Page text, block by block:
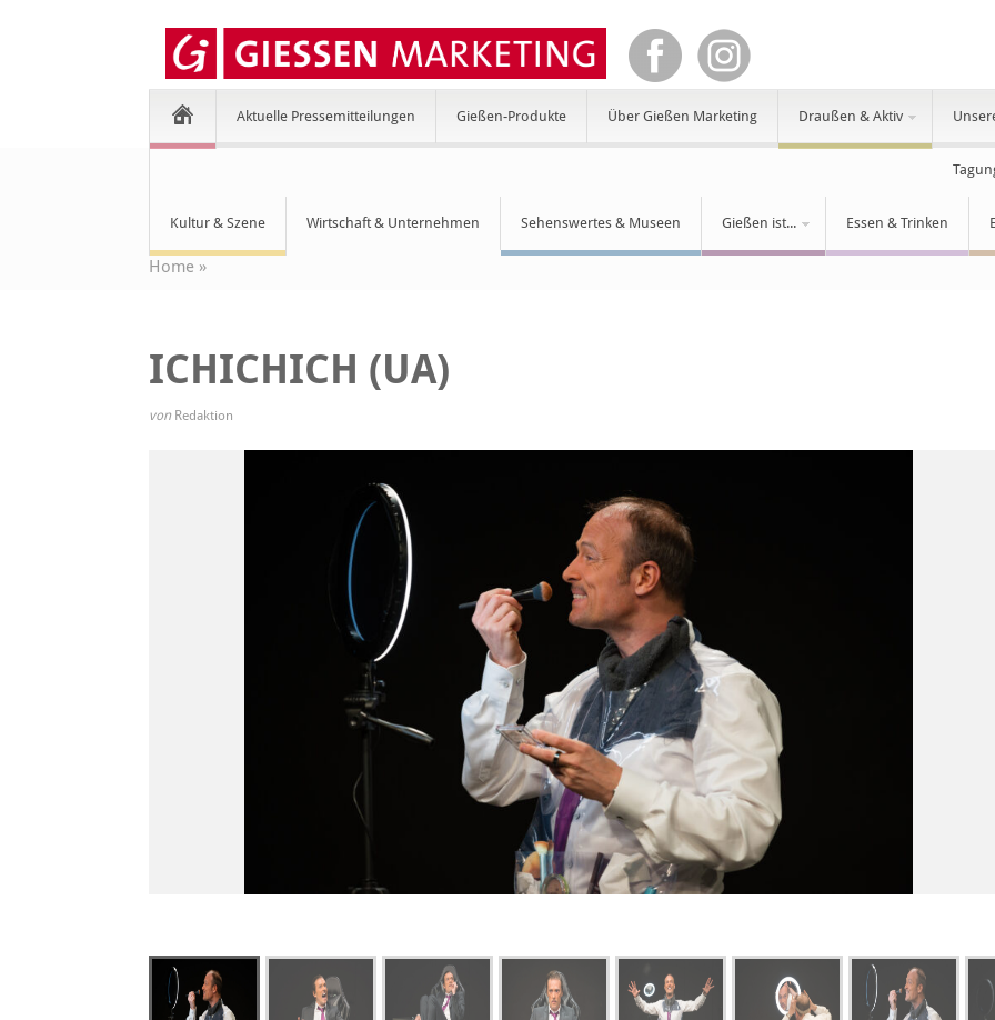
Aktuelle Pressemitteilungen Gießen-Produkte Über Gießen Marketing Draußen & Aktiv
Kultur & Szene Wirtschaft & Unternehmen Sehenswertes & Museen Gießen ist... Essen & Trinken
Home »
ICHICHICH (UA)
von Redaktion